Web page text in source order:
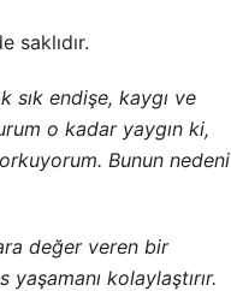
saklıdır.
sık endişe, kaygı ve
o kadar yaygın ki,
Bunun nedeni
değer veren bir
kolaylaştırır.